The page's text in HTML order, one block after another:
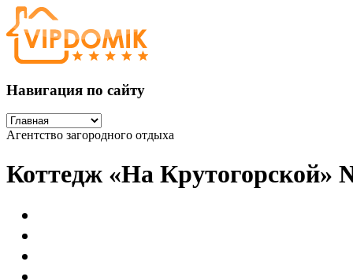
Навигация по сайту
Агентство загородного отдыха
Коттедж «На Крутогорской»